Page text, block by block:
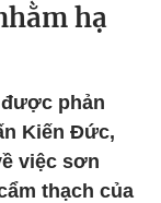
hạ
được phản
Kiến Đức,
việc sơn
thạch của